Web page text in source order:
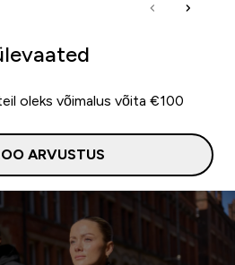
oleks võimalus võita €100
ARVUSTUS